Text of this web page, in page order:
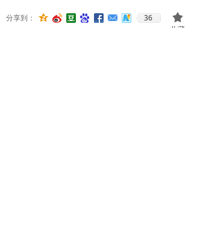
分享到： 36 끄
收藏